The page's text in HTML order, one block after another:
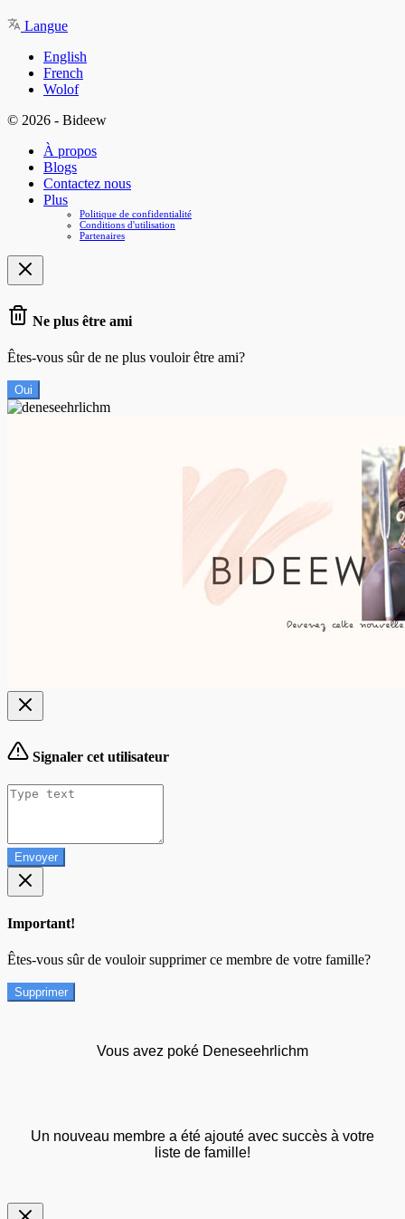
Langue
English
French
Wolof
© 2026 - Bideew
À propos
Blogs
Contactez nous
Plus
Politique de confidentialité
Conditions d'utilisation
Partenaires
Ne plus être ami
Êtes-vous sûr de ne plus vouloir être ami?
Oui
Signaler cet utilisateur
Envoyer
Important!
Êtes-vous sûr de vouloir supprimer ce membre de votre famille?
Supprimer
Vous avez poké Deneseehrlichm
Un nouveau membre a été ajouté avec succès à votre
liste de famille!